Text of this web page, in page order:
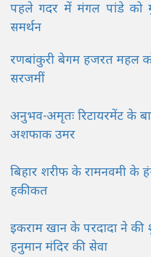
पहले गदर में मंगल पांडे को
समर्थन
रणबांकुरी बेगम हजरत महल
सरजमीं
अनुभव-अमृतः रिटायरमेंट के
अशफाक उमर
बिहार शरीफ के रामनवमी
हकीकत
इकराम खान के परदादा ने
हनुमान मंदिर की सेवा